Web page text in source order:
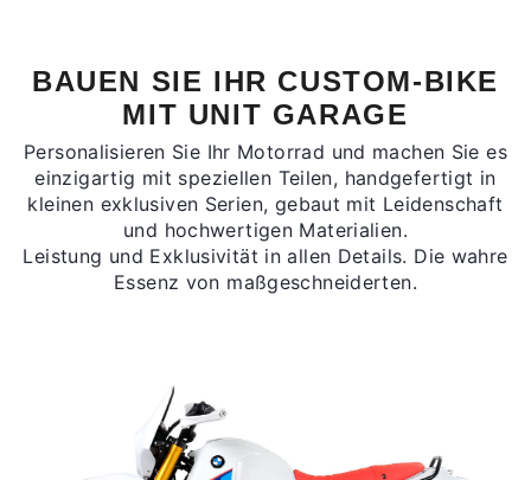
BAUEN SIE IHR CUSTOM-BIKE
MIT UNIT GARAGE
Personalisieren Sie Ihr Motorrad und machen Sie es
einzigartig mit speziellen Teilen, handgefertigt in
kleinen exklusiven Serien, gebaut mit Leidenschaft
und hochwertigen Materialien.
Leistung und Exklusivität in allen Details. Die wahre
Essenz von maßgeschneiderten.